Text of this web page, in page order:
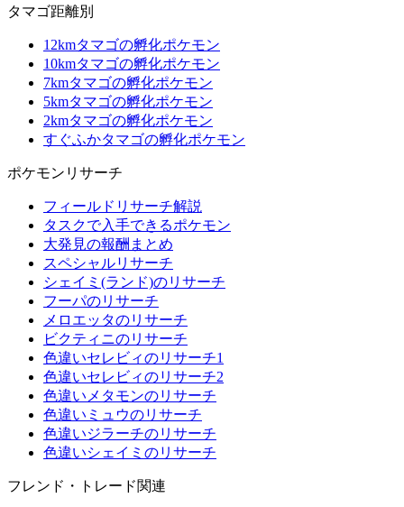
タマゴ距離別
12kmタマゴの孵化ポケモン
10kmタマゴの孵化ポケモン
7kmタマゴの孵化ポケモン
5kmタマゴの孵化ポケモン
2kmタマゴの孵化ポケモン
すぐふかタマゴの孵化ポケモン
ポケモンリサーチ
フィールドリサーチ解説
タスクで入手できるポケモン
大発見の報酬まとめ
スペシャルリサーチ
シェイミ(ランド)のリサーチ
フーパのリサーチ
メロエッタのリサーチ
ビクティニのリサーチ
色違いセレビィのリサーチ1
色違いセレビィのリサーチ2
色違いメタモンのリサーチ
色違いミュウのリサーチ
色違いジラーチのリサーチ
色違いシェイミのリサーチ
フレンド・トレード関連